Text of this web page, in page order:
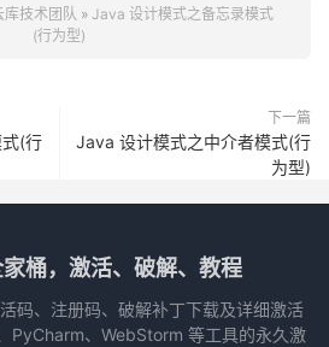
库技术团队 » Java 设计模式之备忘录模式
(行为型)
(行
下一篇
Java 设计模式之中介者模式(行
为型)
桶，激活、破解、教程
码、注册码、破解补丁下载及详细激活
PyCharm、WebStorm 等工具的永久激